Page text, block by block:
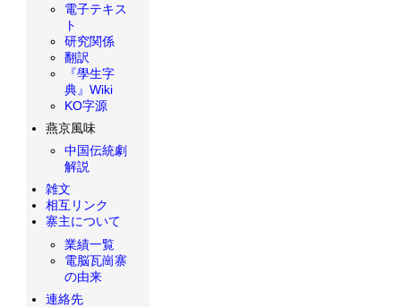
電子テキス
ト
研究関係
翻訳
『學生字
典』Wiki
KO字源
燕京風味
中国伝統劇
解説
雑文
相互リンク
寨主について
業績一覧
電脳瓦崗寨
の由来
連絡先